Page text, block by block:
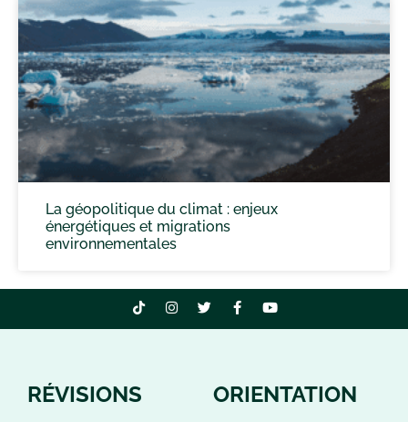
La géopolitique du climat : enjeux
énergétiques et migrations
environnementales
RÉVISIONS ORIENTATION